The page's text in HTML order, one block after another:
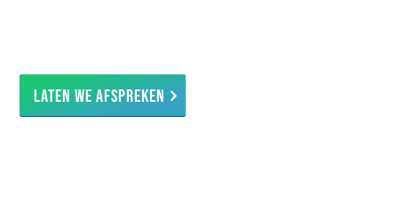
Laten we afspreken